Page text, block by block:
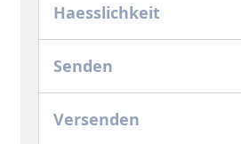
Haesslichkeit
Senden
Versenden